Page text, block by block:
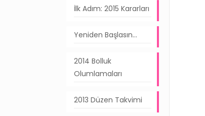
İlk Adım: 2015 Kararları
Yeniden Başlasın…
2014 Bolluk
Olumlamaları
2013 Düzen Takvimi